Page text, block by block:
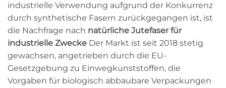
industrielle Verwendung aufgrund der Konkurrenz
durch synthetische Fasern zurückgegangen ist, ist
die Nachfrage nach natürliche Jutefaser für
industrielle Zwecke Der Markt ist seit 2018 stetig
gewachsen, angetrieben durch die EU-
Gesetzgebung zu Einwegkunststoffen, die
Vorgaben für biologisch abbaubare Verpackungen